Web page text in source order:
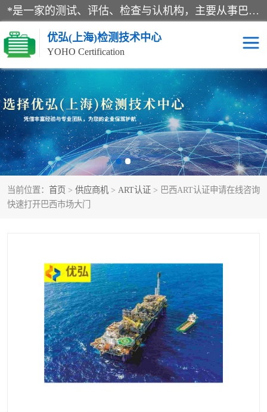
*是一家的测试、评估、检查与认机构，主要从事巴西NR10认证、NR12认证、NR13认证；ANATEL认证、INMTRO认证，欧盟CE认证：MD认证，PED认证，MID认证，ATEX认证，德国蓝色天使认证。
优弘(上海)检测技术中心
YOHO Certification
当前位置： 首页 > 供应商机 > ART认证 > 巴西ART认证申请在线咨询
快速打开巴西市场大门
RECYCLASS认证 NR10认证
NR12认证 NR13认证
ART认证 巴西NR认证
巴西认证 RETIE认证